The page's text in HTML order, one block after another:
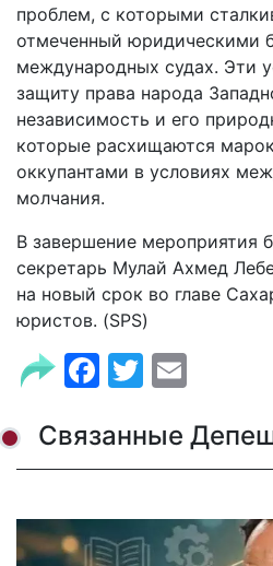
проблем, с которыми
отмеченный юридическими
международных судах. Эти
защиту права народа
независимость и его
которые расхищаются
оккупантами в условиях
молчания.
В завершение мероприятия
секретарь Мулай Ахмед
на новый срок во главе
юристов. (SPS)
Facebook
Twitter
Связанные